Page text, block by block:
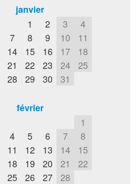
janvier
1
2 3
4
7 8 9 10
11
14 15 16 17
18
21 22 23 24
25
28 29 30 31
février
1
4 5 6 7
8
11 12 13 14
15
18 19 20 21
22
25 26 27 28